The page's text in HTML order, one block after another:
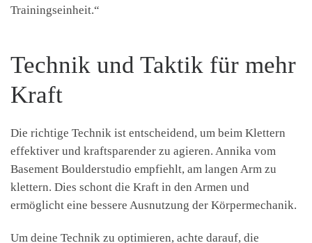
Trainingseinheit.“
Technik und Taktik für mehr
Kraft
Die richtige Technik ist entscheidend, um beim Klettern
effektiver und kraftsparender zu agieren. Annika vom
Basement Boulderstudio empfiehlt, am langen Arm zu
klettern. Dies schont die Kraft in den Armen und
ermöglicht eine bessere Ausnutzung der Körpermechanik.
Um deine Technik zu optimieren, achte darauf, die